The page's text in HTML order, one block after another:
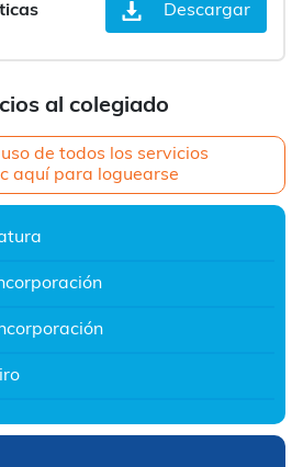
al colegiado
de todos los servicios
aquí para loguearse
Descargar